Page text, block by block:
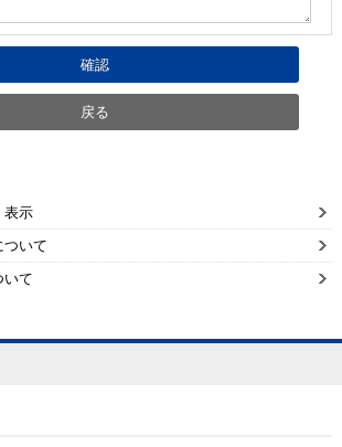
表示
ついて
いて